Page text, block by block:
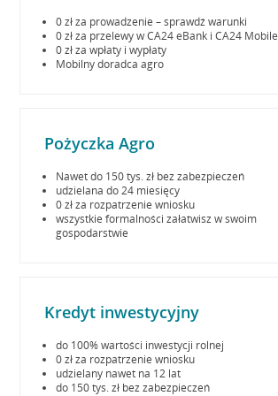
0 zł za prowadzenie – sprawdź warunki
0 zł za przelewy w CA24 eBank i CA24 Mobile
0 zł za wpłaty i wypłaty
Mobilny doradca agro
Pożyczka Agro
Nawet do 150 tys. zł bez zabezpieczeń
udzielana do 24 miesięcy
0 zł za rozpatrzenie wniosku
wszystkie formalności załatwisz w swoim
gospodarstwie
Kredyt inwestycyjny
do 100% wartości inwestycji rolnej
0 zł za rozpatrzenie wniosku
udzielany nawet na 12 lat
do 150 tys. zł bez zabezpieczeń